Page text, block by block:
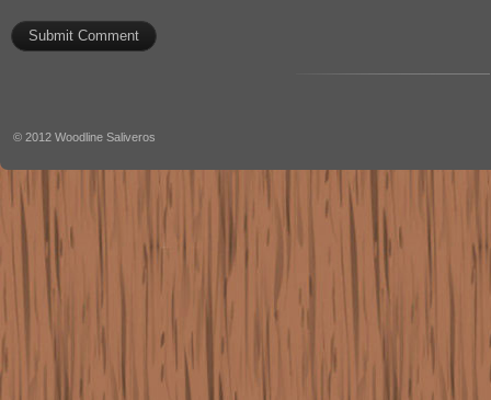
© 2012 Woodline Saliveros